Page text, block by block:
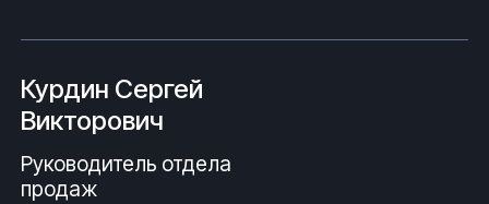
Курдин Сергей
Викторович
Руководитель отдела
продаж